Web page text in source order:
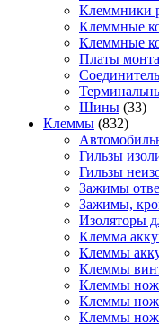
Клеммники
Клеммные
Клеммные
Платы
Шины (33)
Клеммы (832)
Гильзы
Гильзы
Зажимы
Зажимы,
Изоляторы
Клемма
Клеммы
Клеммы
Клеммы
Клеммы
Клеммы